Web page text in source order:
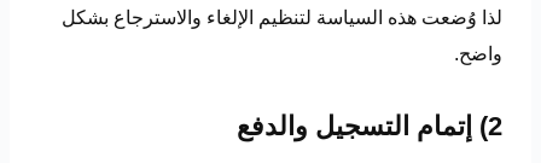
لذا وُضعت هذه السياسة لتنظيم الإلغاء والاسترجاع بشكل
واضح.
2) إتمام التسجيل والدفع